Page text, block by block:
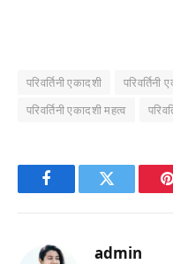
परिवर्तिनी एकादशी
परिवर्तिनी एकादशी महत्व
FacebookTwitter
admin